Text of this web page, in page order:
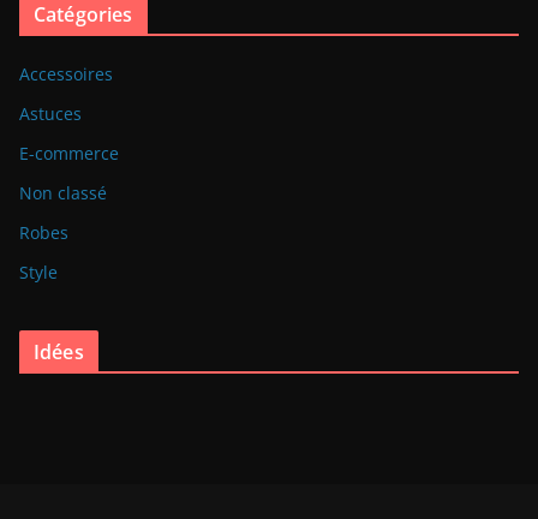
Catégories
Accessoires
Astuces
E-commerce
Non classé
Robes
Style
Idées